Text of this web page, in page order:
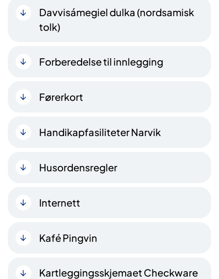
Davvisámegiel dulka (nordsamisk
tolk)
Forberedelse til innlegging
Førerkort
Handikapfasiliteter Narvik
Husordensregler
Internett
Kafé Pingvin
Kartleggingsskjemaet Checkware